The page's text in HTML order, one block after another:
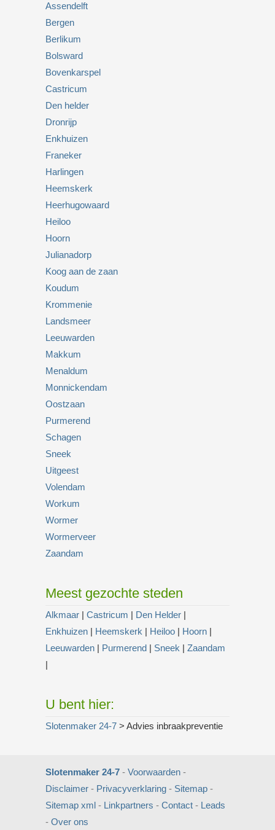
Assendelft
Bergen
Berlikum
Bolsward
Bovenkarspel
Castricum
Den helder
Dronrijp
Enkhuizen
Franeker
Harlingen
Heemskerk
Heerhugowaard
Heiloo
Hoorn
Julianadorp
Koog aan de zaan
Koudum
Krommenie
Landsmeer
Leeuwarden
Makkum
Menaldum
Monnickendam
Oostzaan
Purmerend
Schagen
Sneek
Uitgeest
Volendam
Workum
Wormer
Wormerveer
Zaandam
Meest gezochte steden
Alkmaar | Castricum | Den Helder |
Enkhuizen | Heemskerk | Heiloo | Hoorn |
Leeuwarden | Purmerend | Sneek | Zaandam
|
U bent hier:
Slotenmaker 24-7 > Advies inbraakpreventie
Slotenmaker 24-7 - Voorwaarden -
Disclaimer - Privacyverklaring - Sitemap -
Sitemap xml - Linkpartners - Contact - Leads
- Over ons